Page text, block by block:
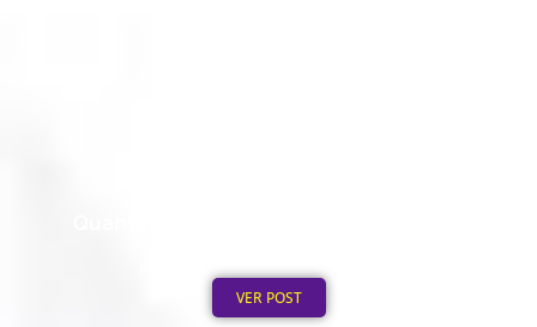
Publicado em: 5 de agosto de 2026
VER POST